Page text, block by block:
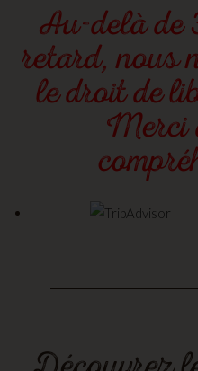
Au-delà de
retard, nous
le droit de
Merci